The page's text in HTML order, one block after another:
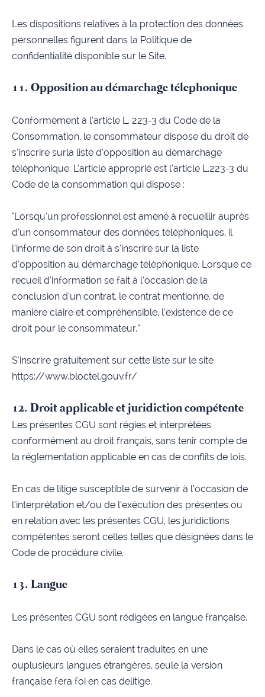
Les dispositions relatives à la protection des données
personnelles figurent dans la Politique de
confidentialité disponible sur le Site.
11. Opposition au démarchage télephonique
Conformément à l’article L. 223-3 du Code de la
Consommation, le consommateur dispose du droit de
s’inscrire surla liste d’opposition au démarchage
téléphonique. L’article approprié est l’article L.223-3 du
Code de la consommation qui dispose :
"Lorsqu’un professionnel est amené à recueillir auprès
d’un consommateur des données téléphoniques, il
l’informe de son droit à s’inscrire sur la liste
d’opposition au démarchage téléphonique. Lorsque ce
recueil d’information se fait à l’occasion de la
conclusion d’un contrat, le contrat mentionne, de
manière claire et compréhensible, l’existence de ce
droit pour le consommateur.”
S'inscrire gratuitement sur cette liste sur le site
https://www.bloctel.gouv.fr/
12. Droit applicable et juridiction compétente
Les présentes CGU sont régies et interprétées
conformément au droit français, sans tenir compte de
la réglementation applicable en cas de conflits de lois.
En cas de litige susceptible de survenir à l’occasion de
l’interprétation et/ou de l’exécution des présentes ou
en relation avec les présentes CGU, les juridictions
compétentes seront celles telles que désignées dans le
Code de procédure civile.
13. Langue
Les présentes CGU sont rédigées en langue française.
Dans le cas où elles seraient traduites en une
ouplusieurs langues étrangères, seule la version
française fera foi en cas delitige.